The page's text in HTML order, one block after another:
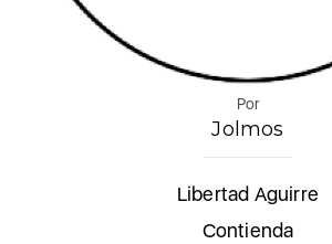
Por
Jolmos
Libertad Aguirre
Contienda